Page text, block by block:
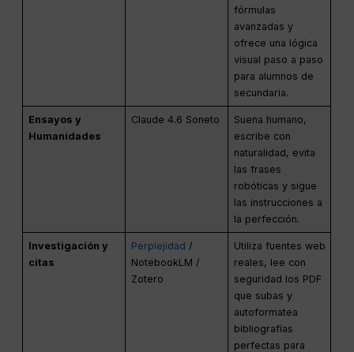
fórmulas
avanzadas y
ofrece una lógica
visual paso a paso
para alumnos de
secundaria.
Ensayos y
Humanidades
Claude 4.6 Soneto
Suena humano,
escribe con
naturalidad, evita
las frases
robóticas y sigue
las instrucciones a
la perfección.
Investigación y
citas
Perplejidad /
NotebookLM /
Zotero
Utiliza fuentes web
reales, lee con
seguridad los PDF
que subas y
autoformatea
bibliografías
perfectas para